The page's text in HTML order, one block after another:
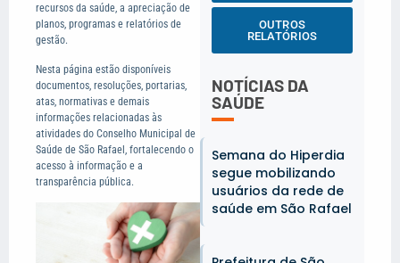
recursos da saúde, a apreciação de
planos, programas e relatórios de
gestão.
Nesta página estão disponíveis
documentos, resoluções, portarias,
atas, normativas e demais
informações relacionadas às
atividades do Conselho Municipal de
Saúde de São Rafael, fortalecendo o
acesso à informação e a
transparência pública.
OUTROS
RELATÓRIOS
NOTÍCIAS DA
SAÚDE
Semana do Hiperdia
segue mobilizando
usuários da rede de
saúde em São Rafael